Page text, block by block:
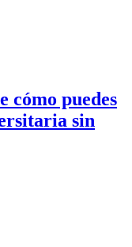
cómo puedes
sin